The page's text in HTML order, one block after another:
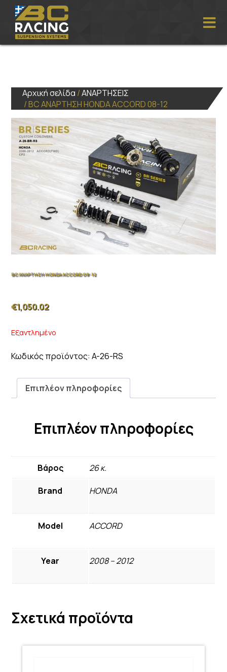
Αρχική σελίδα /ΑΝΑΡΤΗΣΕΙΣ
/ BC ΑΝΑΡΤΗΣΗ HONDA ACCORD 08-12
BC ΑΝΑΡΤΗΣΗ HONDA ACCORD 08-12
€1,050.02
Εξαντλημένο
Κωδικός προϊόντος: A-26-RS
Επιπλέον πληροφορίες
Επιπλέον πληροφορίες
Βάρος 26 κ.
Brand HONDA
Model ACCORD
Year 2008 – 2012
Σχετικά προϊόντα